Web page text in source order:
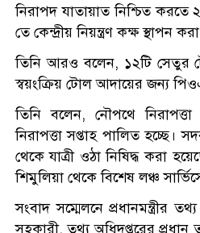
নিরাপদ যাতায়াত নিশ্চিত করতে
তে কেন্দ্রীয় নিয়ন্ত্রণ কক্ষ স্থাপন
তিনি আরও বলেন, ১২টি সেতুর
স্বয়ংক্রিয় টোল আদায়ের জন্য
তিনি বলেন, নৌপথে
নিরাপত্তা সপ্তাহ পালিত হচ্ছে।
থেকে যাত্রী ওঠা নিষিদ্ধ করা
শিমুলিয়া থেকে বিশেষ লঞ্চ
সংবাদ সম্মেলনে প্রধানমন্ত্রীর
সহকারী, তথ্য অধিদপ্তরের